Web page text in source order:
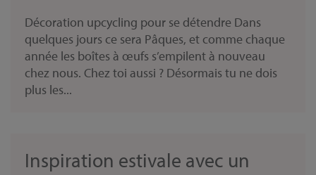
Décoration upcycling pour se détendre Dans
quelques jours ce sera Pâques, et comme chaque
année les boîtes à œufs s’empilent à nouveau
chez nous. Chez toi aussi ? Désormais tu ne dois
plus les...
Inspiration estivale avec un